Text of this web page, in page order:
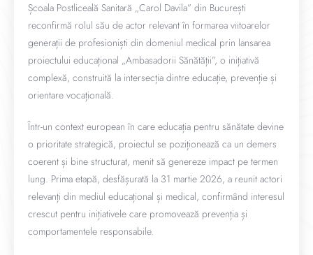
Școala Postliceală Sanitară „Carol Davila” din București
reconfirmă rolul său de actor relevant în formarea viitoarelor
generații de profesioniști din domeniul medical prin lansarea
proiectului educațional „Ambasadorii Sănătății”, o inițiativă
complexă, construită la intersecția dintre educație, prevenție și
orientare vocațională.
Într-un context european în care educația pentru sănătate devine
o prioritate strategică, proiectul se poziționează ca un demers
coerent și bine structurat, menit să genereze impact pe termen
lung. Prima etapă, desfășurată la 31 martie 2026, a reunit actori
relevanți din mediul educațional și medical, confirmând interesul
crescut pentru inițiativele care promovează prevenția și
comportamentele responsabile.